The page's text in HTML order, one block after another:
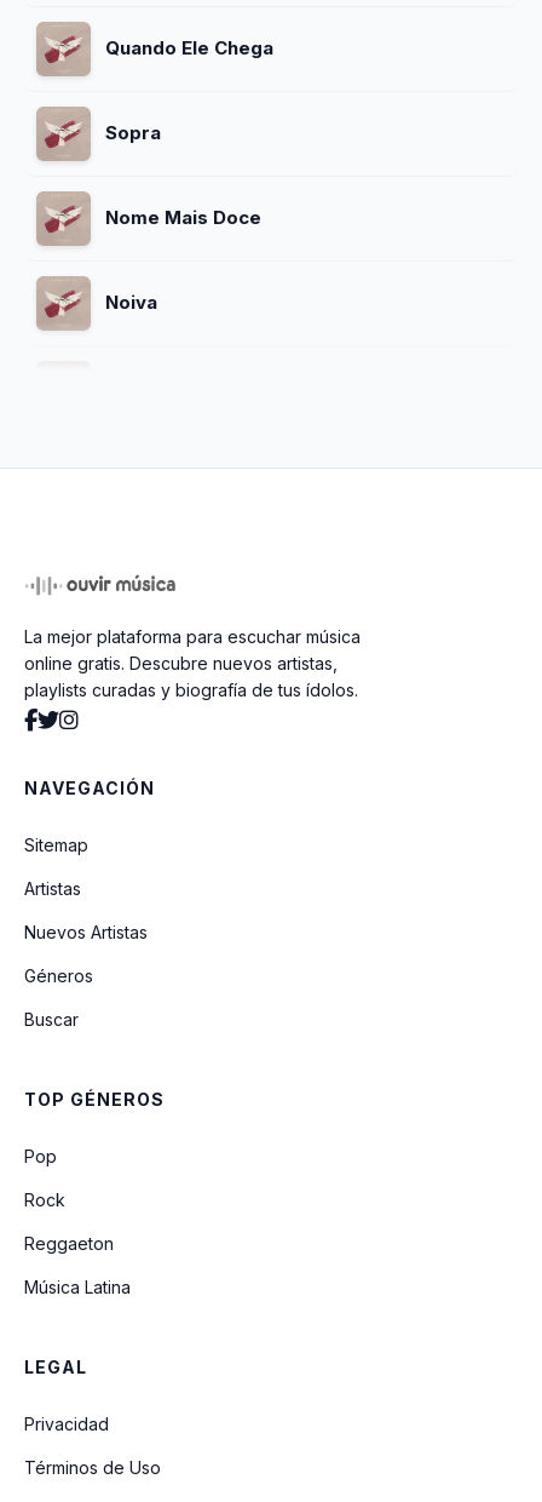
Quando Ele Chega
Sopra
Nome Mais Doce
Noiva
Preciso De Ti
Alegria
La mejor plataforma para escuchar música
online gratis. Descubre nuevos artistas,
playlists curadas y biografía de tus ídolos.
NAVEGACIÓN
Sitemap
Artistas
Nuevos Artistas
Géneros
Buscar
TOP GÉNEROS
Pop
Rock
Reggaeton
Música Latina
LEGAL
Privacidad
Términos de Uso